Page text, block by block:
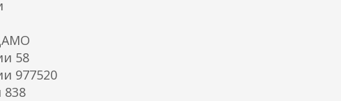
58
977520